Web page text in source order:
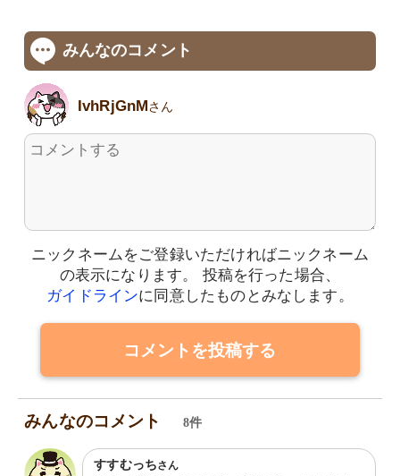
みんなのコメント
IvhRjGnMさん
ニックネームをご登録いただければニックネーム
の表示になります。
投稿を行った場合、
ガイドラインに同意したものとみなします。
コメントを投稿する
みんなのコメント 8件
すすむっちさん